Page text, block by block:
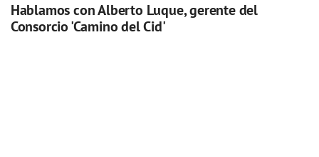
Hablamos con Alberto Luque, gerente del
Consorcio 'Camino del Cid'